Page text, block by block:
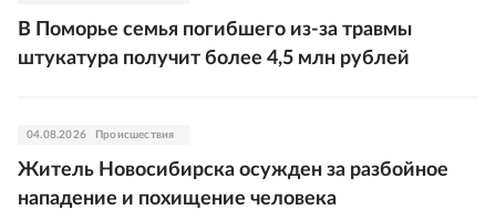
В Поморье семья погибшего из-за травмы
штукатура получит более 4,5 млн рублей
04.08.2026 Происшествия
Житель Новосибирска осужден за разбойное
нападение и похищение человека